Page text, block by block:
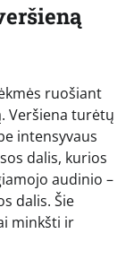
ruošiant
Veršiena turėtų
intensyvaus
dalis, kurios
audinio –
dalis. Šie
minkšti ir